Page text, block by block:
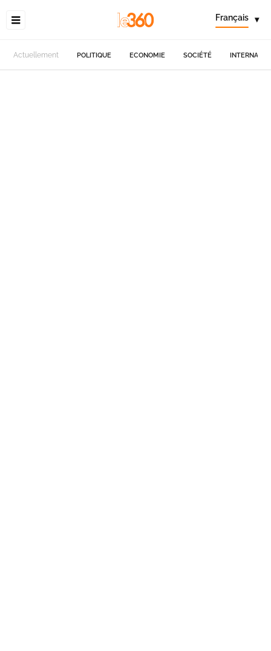
Français ▾
Actuellement POLITIQUE ECONOMIE SOCIÉTÉ